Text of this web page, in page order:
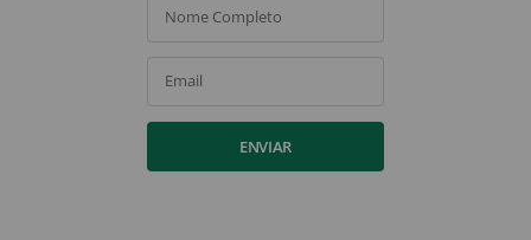
Nome Completo
Email
ENVIAR